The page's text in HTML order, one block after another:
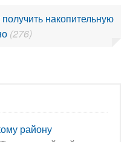
накопительную
(276)
району